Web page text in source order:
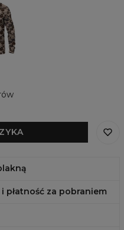
płatność za pobraniem